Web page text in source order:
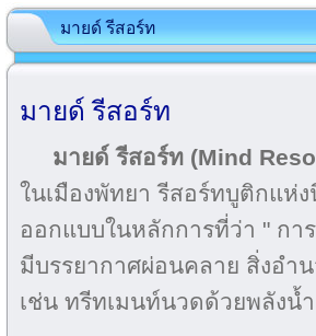
มายด์ รีสอร์ท
มายด์ รีสอร์ท
มายด์ รีสอร์ท (Mind
ในเมืองพัทยา รีสอร์ทบูติกแห่
ออกแบบในหลักการที่ว่า " ก
มีบรรยากาศผ่อนคลาย สิ่งอำ
เช่น ทรีทเมนท์นวดด้วยพลังน้